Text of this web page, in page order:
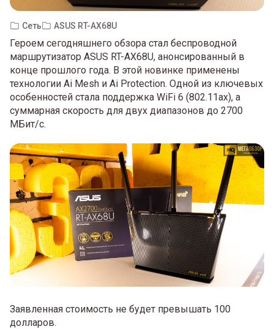
Сеть ASUS RT-AX68U
Героем сегодняшнего обзора стал беспроводной
маршрутизатор ASUS RT-AX68U, анонсированный в
конце прошлого года. В этой новинке применены
технологии Ai Mesh и Ai Protection. Одной из ключевых
особенностей стала поддержка WiFi 6 (802.11ax), а
суммарная скорость для двух диапазонов до 2700
МБит/с.
Заявленная стоимость не будет превышать 100
долларов.